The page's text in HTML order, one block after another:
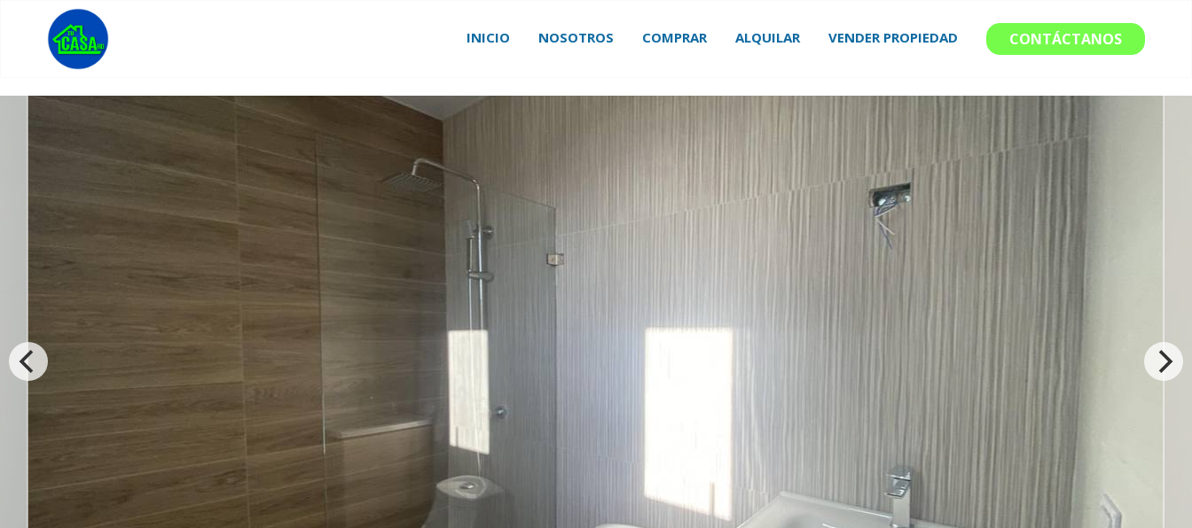
INICIO NOSOTROS COMPRAR ALQUILAR VENDER PROPIEDAD CONTÁCTANOS